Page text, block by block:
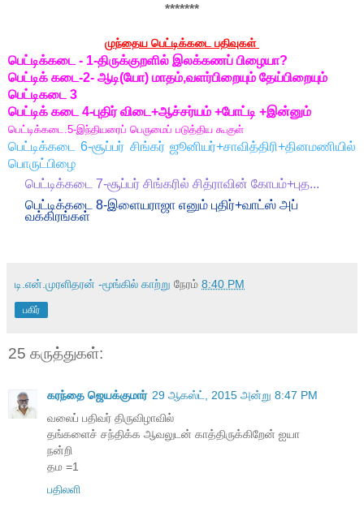
*******
முந்தைய பெட்டிக்கடை பதிவுகள்
பெட்டிக்கடை - 1-திருக்குறளில் இலக்கணப் பிழையா?
பெட்டிக் கடை-2- ஆடி(யோ) மாதம்,வளர்பிறையும் தேய்பிறையும்
பெட்டிகடை 3
பெட்டிக் கடை 4-புதிர் விடை+ஆச்சர்யம் +போட்டி +இன்னும்
பெட்டிக்கடை.5-இந்தியரைப் பெருமைப் படுத்திய கூகுள்
பெட்டிக்கடை 6-சூப்பர் சிங்கர் ஜூனியர்+சாவித்திரி+தினமணியில்
பொருட்பிழை
பெட்டிக்கடை 7-சூப்பர் சிங்கரில் சித்ராவின் கோபம்+புத...
பெட்டிக்கடை 8-இளையராஜா எனும் புதிர்+வாட்ஸ் அப்
வக்கிரங்கள்
டி.என்.முரளிதரன் -மூங்கில் காற்று நேரம் 8:40 PM
பகிர்
25 கருத்துகள்:
கரந்தை ஜெயக்குமார் 29 ஆகஸ்ட், 2015 அன்று 8:47 PM
வலைப் பதிவர் திருவிழாவில்
தங்களைச் சந்திக்க ஆவலுடன் காத்திருக்கிறேன் ஐயா
நன்றி
தம =1
பதிலளி